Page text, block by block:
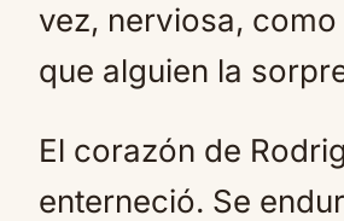
vez, nerviosa, como
que alguien la
El corazón de
enterneció. Se